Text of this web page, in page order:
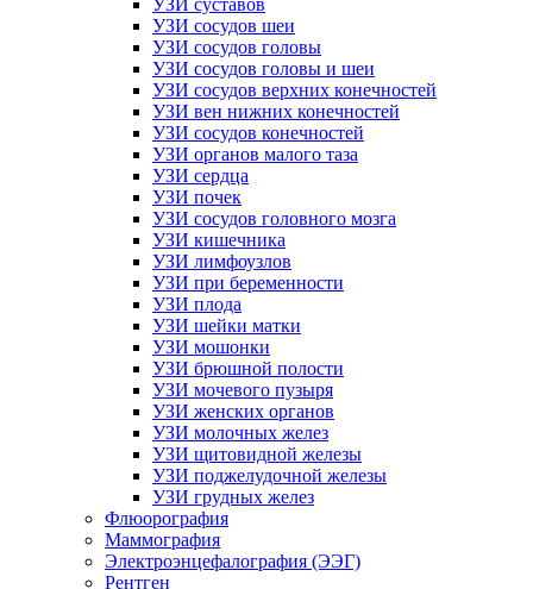
УЗИ суставов
УЗИ сосудов шеи
УЗИ сосудов головы
УЗИ сосудов головы и шеи
УЗИ сосудов верхних конечностей
УЗИ вен нижних конечностей
УЗИ сосудов конечностей
УЗИ органов малого таза
УЗИ сердца
УЗИ почек
УЗИ сосудов головного мозга
УЗИ кишечника
УЗИ лимфоузлов
УЗИ при беременности
УЗИ плода
УЗИ шейки матки
УЗИ мошонки
УЗИ брюшной полости
УЗИ мочевого пузыря
УЗИ женских органов
УЗИ молочных желез
УЗИ щитовидной железы
УЗИ поджелудочной железы
УЗИ грудных желез
Флюорография
Маммография
Электроэнцефалография (ЭЭГ)
Рентген